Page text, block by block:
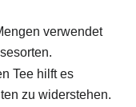
verwendet
Tee hilft es
zu widerstehen.